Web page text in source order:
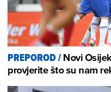
PREPOROD/Novi
provjerite što su nam